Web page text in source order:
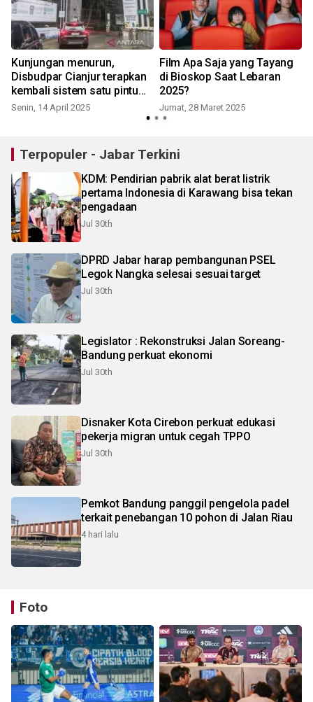
Kunjungan menurun,
Disbudpar Cianjur terapkan
kembali sistem satu pintu
wisata Cibodas
Senin, 14 April 2025
Film Apa Saja yang Tayang
di Bioskop Saat Lebaran
2025?
Jumat, 28 Maret 2025
Terpopuler - Jabar Terkini
KDM: Pendirian pabrik alat berat listrik
pertama Indonesia di Karawang bisa tekan
pengadaan
Jul 30th
DPRD Jabar harap pembangunan PSEL
Legok Nangka selesai sesuai target
Jul 30th
Legislator : Rekonstruksi Jalan Soreang-
Bandung perkuat ekonomi
Jul 30th
Disnaker Kota Cirebon perkuat edukasi
pekerja migran untuk cegah TPPO
Jul 30th
Pemkot Bandung panggil pengelola padel
terkait penebangan 10 pohon di Jalan Riau
4 hari lalu
Foto